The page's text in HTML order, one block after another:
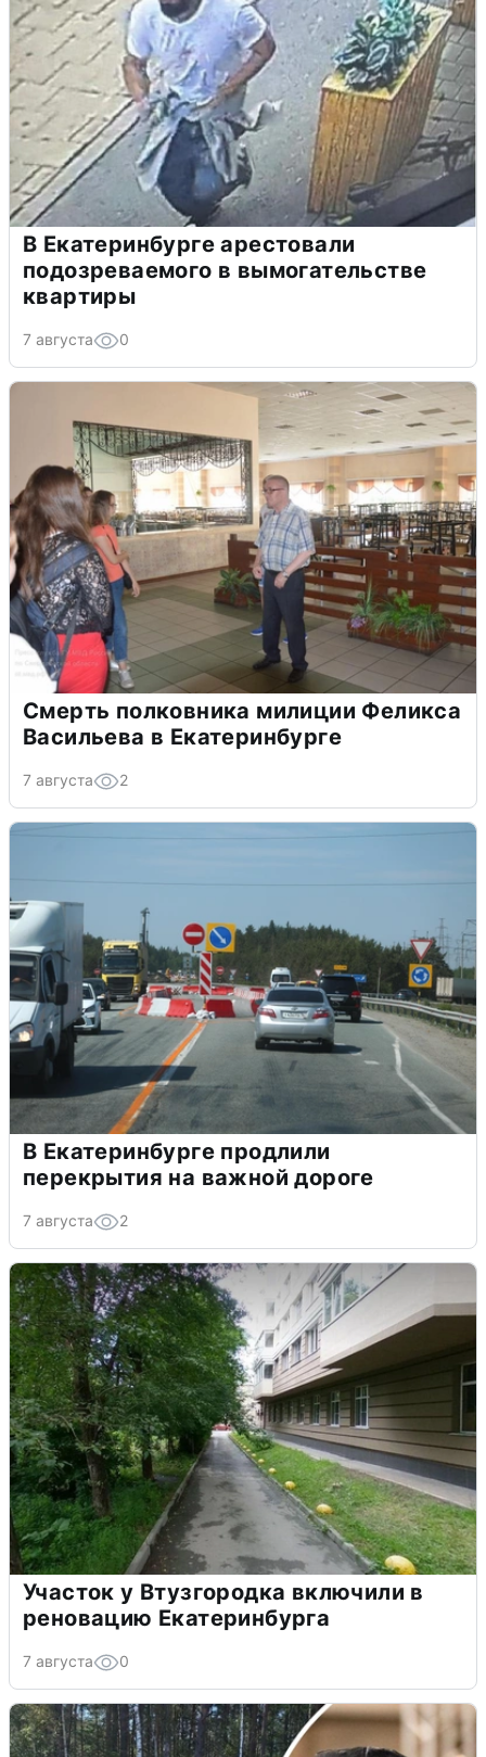
В Екатеринбурге арестовали
подозреваемого в вымогательстве
квартиры
7 августа 0
Смерть полковника милиции Феликса
Васильева в Екатеринбурге
7 августа 2
В Екатеринбурге продлили
перекрытия на важной дороге
7 августа 2
Участок у Втузгородка включили в
реновацию Екатеринбурга
7 августа 0